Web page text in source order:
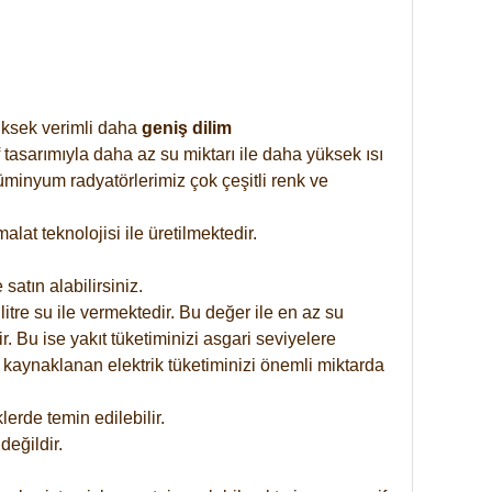
verimli daha geniş dilim
daha az su miktarı ile daha yüksek ısı
radyatörlerimiz çok çeşitli renk ve
teknolojisi ile üretilmektedir.
alabilirsiniz.
su ile vermektedir. Bu değer ile en az su
Bu ise yakıt tüketiminizi asgari seviyelere
kaynaklanan elektrik tüketiminizi önemli miktarda
temin edilebilir.